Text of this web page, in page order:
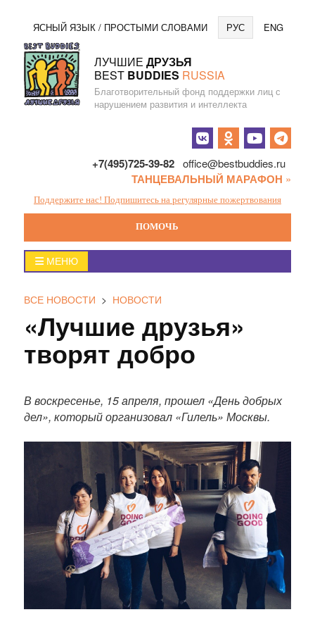
Перейти
к
содержанию
ЯСНЫЙ ЯЗЫК / ПРОСТЫМИ СЛОВАМИ РУС ENG
ЛУЧШИЕ ДРУЗЬЯ
BEST BUDDIES RUSSIA
Благотворительный фонд поддержки лиц с
нарушением развития и интеллекта
+7(495)725-39-82 office@bestbuddies.ru
ТАНЦЕВАЛЬНЫЙ МАРАФОН »
Поддержите нас! Подпишитесь на регулярные пожертвования
ПОМОЧЬ
Главное
меню
МЕНЮ
ВСЕ НОВОСТИ > НОВОСТИ
«Лучшие друзья»
творят добро
л
н
ы
т
п
В воскресенье, 15 апреля, прошел «День добрых
дел», который организовал «Гилель» Москвы.